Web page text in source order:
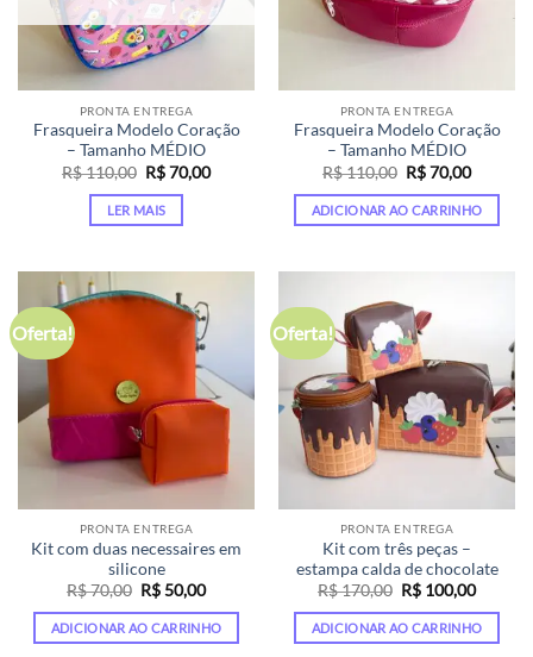
PRONTA ENTREGA
Frasqueira Modelo Coração
– Tamanho MÉDIO
R$110,00 O
preço
original
era:
R$70,00O
LER MAIS
PRONTA ENTREGA
Frasqueira Modelo Coração
– Tamanho MÉDIO
R$110,00 O
preço
original
era:
R$70,00O
atual
é:
ADICIONAR AO CARRINHO
Oferta!
PRONTA ENTREGA
Kit com duas necessaires em
silicone
R$70,00 O
preço
original
era:
R$50,00O
atual
é:
ADICIONAR AO CARRINHO
Oferta!
PRONTA ENTREGA
Kit com três peças –
estampa calda de chocolate
R$170,00 O
preço
original
era:
R$ 100,00O
atual
é:
ADICIONAR AO CARRINHO